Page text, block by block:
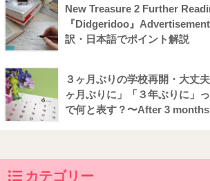
New Treasure 2 Further
『Didgeridoo』
訳・日本語でポイント解説
３ヶ月ぶりの学校再開・大丈
ヶ月ぶりに」「３年ぶりに」
で何と表す？〜After 3
カテゴリー